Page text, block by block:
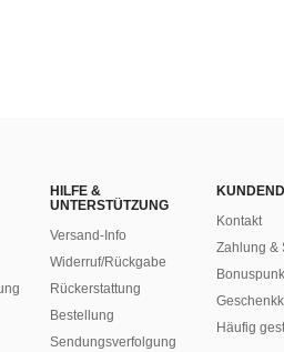
HILFE &
UNTERSTÜTZUNG
Versand-Info
Widerruf/Rückgabe
Rückerstattung
Bestellung
Sendungsverfolgung
Kontakt
Zahlung &
Häufig